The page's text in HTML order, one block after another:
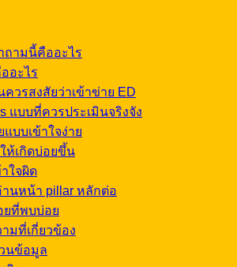
ถามนี้คืออะไร
อะไร
วรสงสัยว่าเข้าข่าย ED
แบบที่ควรประเมินจริงจัง
บบเข้าใจง่าย
ห้เกิดบ่อยขึ้น
ใจผิด
นหน้า pillar หลักต่อ
ยที่พบบ่อย
มที่เกี่ยวข้อง
นข้อมูล